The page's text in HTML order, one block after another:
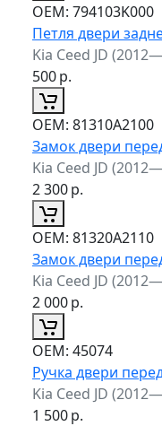
ОЕМ: 794103K000
Петля двери
Kia Ceed JD
500р.
ОЕМ: 81310A2100
Замок двери
Kia Ceed JD
2 300р.
ОЕМ: 81320A2110
Замок двери
Kia Ceed JD
2 000р.
ОЕМ: 45074
Ручка двери
Kia Ceed JD
1 500р.